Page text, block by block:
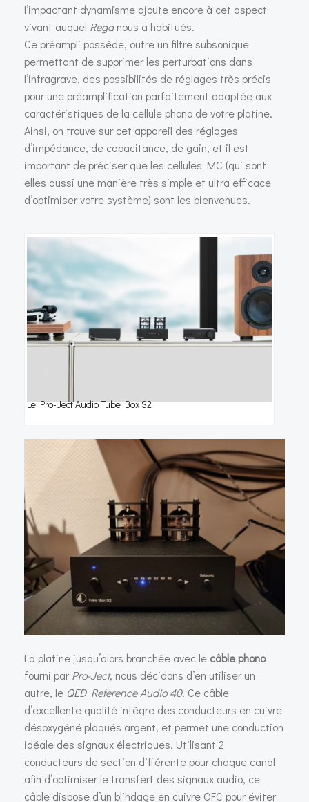
l’impactant dynamisme ajoute encore à cet aspect
vivant auquel Reganous a habitués.
Ce préampli possède, outre un filtre subsonique
permettant de supprimer les perturbations dans
l’infragrave, des possibilités de réglages très précis
pour une préamplification parfaitement adaptée aux
caractéristiques de la cellule phono de votre platine.
Ainsi, on trouve sur cet appareil des réglages
d’impédance, de capacitance, de gain, et il est
important de préciser que les cellules MC (qui sont
elles aussi une manière très simple et ultra efficace
d’optimiser votre système) sont les bienvenues.
Le Pro-Ject Audio Tube Box S2
La platine jusqu’alors branchée avec le câble phono
fourni parPro-Ject, nous décidons d’en utiliser un
autre, le QED Reference Audio 40. Ce câble
d’excellente qualité intègre des conducteurs en cuivre
désoxygéné plaqués argent, et permet une conduction
idéale des signaux électriques. Utilisant 2
conducteurs de section différente pour chaque canal
afin d’optimiser le transfert des signaux audio, ce
câble dispose d’un blindage en cuivre OFC pour éviter